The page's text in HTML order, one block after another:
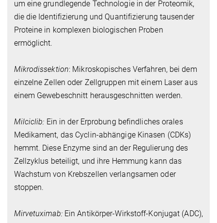
um eine grundlegende Technologie in der Proteomik,
die die Identifizierung und Quantifizierung tausender
Proteine in komplexen biologischen Proben
ermöglicht.
Mikrodissektion: Mikroskopisches Verfahren, bei dem
einzelne Zellen oder Zellgruppen mit einem Laser aus
einem Gewebeschnitt herausgeschnitten werden.
Milciclib: Ein in der Erprobung befindliches orales
Medikament, das Cyclin-abhängige Kinasen (CDKs)
hemmt. Diese Enzyme sind an der Regulierung des
Zellzyklus beteiligt, und ihre Hemmung kann das
Wachstum von Krebszellen verlangsamen oder
stoppen.
Mirvetuximab: Ein Antikörper-Wirkstoff-Konjugat (ADC),